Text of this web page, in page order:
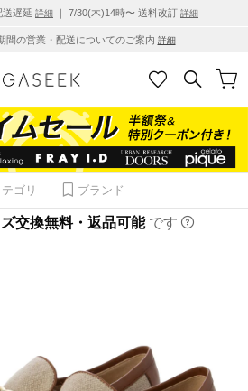
遅延 詳細 ｜ 7/30(木)14時〜 送料改訂 詳細
間の営業・配送についてのご案内 詳細
テゴリ ブランド
交換無料・返品可能 です